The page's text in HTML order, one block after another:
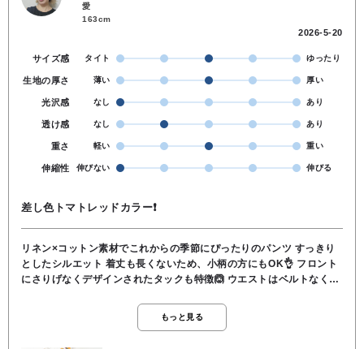
愛
163cm
2026-5-20
サイズ感 タイト ゆったり
生地の厚さ 薄い 厚い
光沢感 なし あり
透け感 なし あり
重さ 軽い 重い
伸縮性 伸びない 伸びる
差し色トマトレッドカラー❗
リネン×コットン素材でこれからの季節にぴったりのパンツ すっきり
としたシルエット 着丈も長くないため、小柄の方にもOK👌 フロント
にさりげなくデザインされたタックも特徴🙆 ウエストはベルトなくて
し ●透け感 なし ●伸縮性 なし ●ポケット あり ●ウエス
ト 後ろゴム&フロントファスナー ●163cmでくるぶしくらいの丈
もっと見る